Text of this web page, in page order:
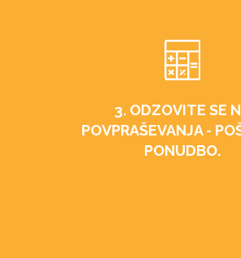
3. ODZOVITE SE
POVPRAŠEVANJA -
PONUDBO.